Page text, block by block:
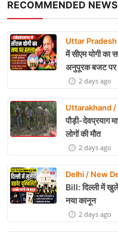
RECOMMENDED NEWS
Uttar
में सीएम योगी का
अनुपूरक बजट पर
2 days ago
Uttarakhand /
पौड़ी-देवप्रयाग
लोगों की मौत
2 days ago
Delhi / New
Bill: दिल्ली में
नया कानून
2 days ago